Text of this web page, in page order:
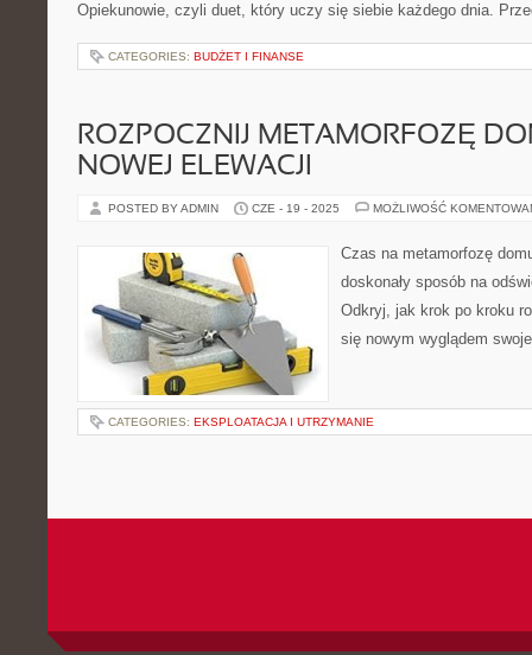
Opiekunowie, czyli duet, który uczy się siebie każdego dnia.
CATEGORIES: BUDŻET I FINANSE
ROZPOCZNIJ METAMORFOZĘ
NOWEJ ELEWACJI
POSTED BY ADMIN CZE - 19 - 2025 MOŻLIWOŚĆ
Czas na metamorfozę
doskonały sposób na
Odkryj, jak krok po kroku
się nowym wyglądem
CATEGORIES: EKSPLOATACJA I UTRZYMANIE